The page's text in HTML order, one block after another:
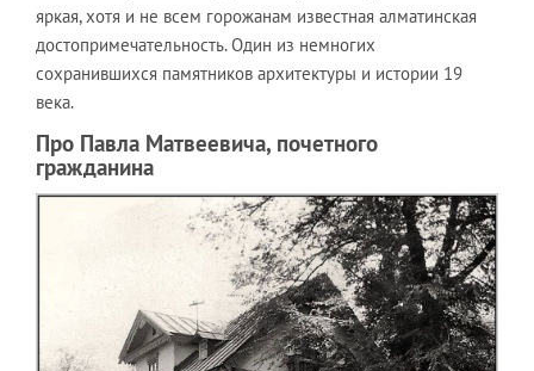
яркая, хотя и не всем горожанам известная алматинская
достопримечательность. Один из немногих
сохранившихся памятников архитектуры и истории 19
века.
Про Павла Матвеевича, почетного
гражданина